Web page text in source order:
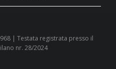
Privacy Policy
| Testata registrata presso il
nr. 28/2024